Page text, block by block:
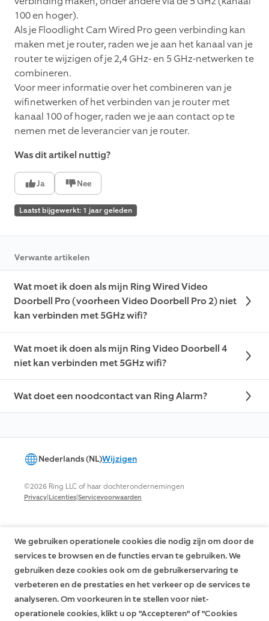
100 en hoger).
Als je Floodlight Cam Wired Pro geen verbinding kan
maken met je router, raden we je aan het kanaal van je
router te wijzigen of je 2,4 GHz- en 5 GHz-netwerken te
combineren.
Voor meer informatie over het combineren van je
wifinetwerken of het verbinden van je router met
kanaal 100 of hoger, raden we je aan contact op te
nemen met de leverancier van je router.
Was dit artikel nuttig?
Ja Nee
Laatst bijgewerkt: 1 jaar geleden
Verwante artikelen
Wat moet ik doen als mijn Ring Wired Video
Doorbell Pro (voorheen Video Doorbell Pro 2) niet
kan verbinden met 5GHz wifi?
Wat moet ik doen als mijn Ring Video Doorbell 4
niet kan verbinden met 5GHz wifi?
Wat doet een noodcontact van Ring Alarm?
Nederlands (NL)Wijzigen
©2026 Ring LLC of haar dochterondernemingen
Privacy|Licenties|Servicevoorwaarden
We gebruiken operationele cookies die nodig zijn om door de
services te browsen en de functies ervan te gebruiken. We
gebruiken deze cookies ook om de gebruikerservaring te
verbeteren en de prestaties en het verkeer op de services te
analyseren. Om voorkeuren in te stellen voor niet-
operationele cookies, klikt u op "Accepteren" of "Cookies